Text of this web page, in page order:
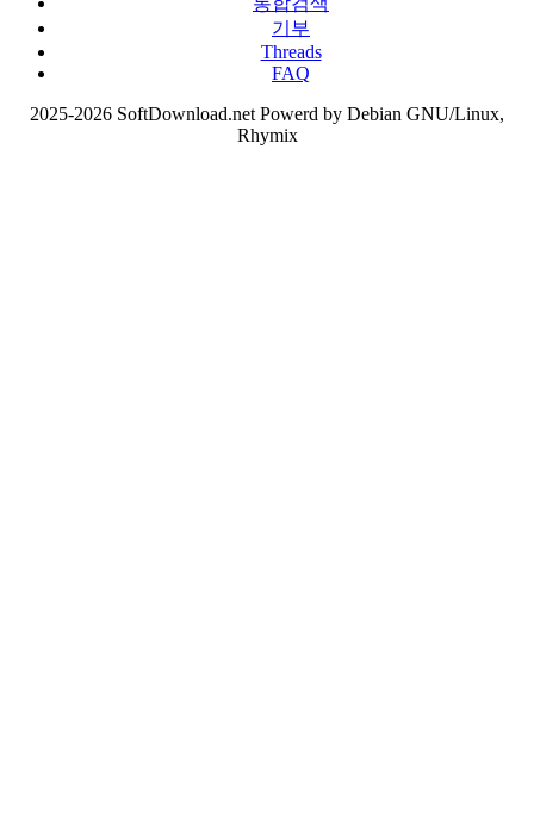
기부
Threads
FAQ
2025-2026 SoftDownload.net Powerd by Debian GNU/Linux,
Rhymix